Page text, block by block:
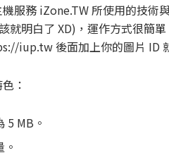
服務 iZone.TW 所使用的技
就明白了 XD)，運作方式很簡
iup.tw 後面加上你的圖片 ID
：
5 MB。